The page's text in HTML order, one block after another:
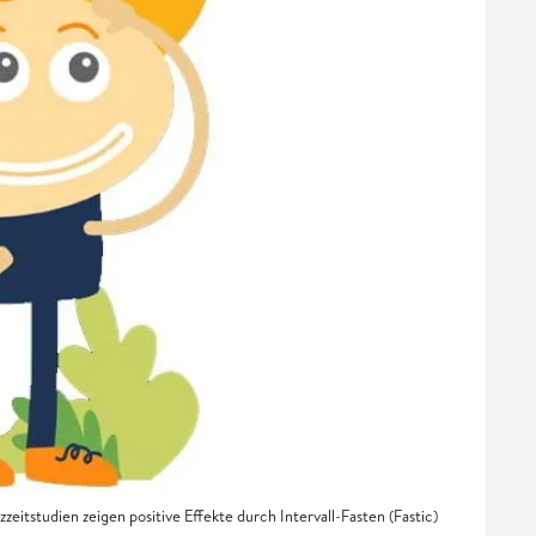
zeigen positive Effekte durch Intervall-Fasten (Fastic)